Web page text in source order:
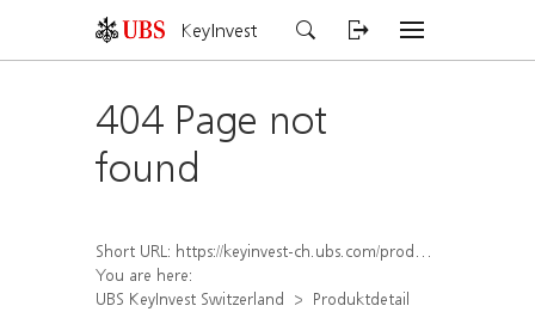
KeyInvest
404 Page not
found
Short URL: https://keyinvest-ch.ubs.com/produkt/detail/index/isin/CH1578821105
You are here:
UBS KeyInvest Switzerland
Produktdetail